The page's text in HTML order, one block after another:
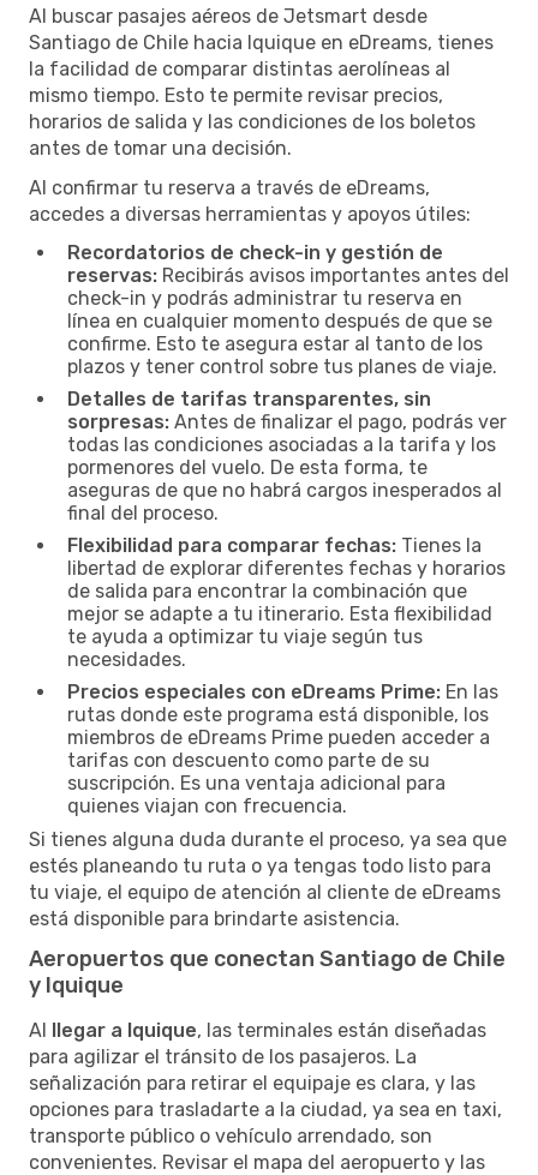
Al buscar pasajes aéreos de Jetsmart desde
Santiago de Chile hacia Iquique en eDreams, tienes
la facilidad de comparar distintas aerolíneas al
mismo tiempo. Esto te permite revisar precios,
horarios de salida y las condiciones de los boletos
antes de tomar una decisión.
Al confirmar tu reserva a través de eDreams,
accedes a diversas herramientas y apoyos útiles:
Recordatorios de check-in y gestión de
reservas: Recibirás avisos importantes antes del
check-in y podrás administrar tu reserva en
línea en cualquier momento después de que se
confirme. Esto te asegura estar al tanto de los
plazos y tener control sobre tus planes de viaje.
Detalles de tarifas transparentes, sin
sorpresas: Antes de finalizar el pago, podrás ver
todas las condiciones asociadas a la tarifa y los
pormenores del vuelo. De esta forma, te
aseguras de que no habrá cargos inesperados al
final del proceso.
Flexibilidad para comparar fechas: Tienes la
libertad de explorar diferentes fechas y horarios
de salida para encontrar la combinación que
mejor se adapte a tu itinerario. Esta flexibilidad
te ayuda a optimizar tu viaje según tus
necesidades.
Precios especiales con eDreams Prime: En las
rutas donde este programa está disponible, los
miembros de eDreams Prime pueden acceder a
tarifas con descuento como parte de su
suscripción. Es una ventaja adicional para
quienes viajan con frecuencia.
Si tienes alguna duda durante el proceso, ya sea que
estés planeando tu ruta o ya tengas todo listo para
tu viaje, el equipo de atención al cliente de eDreams
está disponible para brindarte asistencia.
Aeropuertos que conectan Santiago de Chile
y Iquique
Al llegar a Iquique, las terminales están diseñadas
para agilizar el tránsito de los pasajeros. La
señalización para retirar el equipaje es clara, y las
opciones para trasladarte a la ciudad, ya sea en taxi,
transporte público o vehículo arrendado, son
convenientes. Revisar el mapa del aeropuerto y las